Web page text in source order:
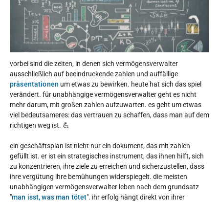
vorbei sind die zeiten, in denen sich vermögensverwalter
ausschließlich auf beeindruckende zahlen und auffällige
präsentationen um etwas zu bewirken. heute hat sich das spiel
verändert. für unabhängige vermögensverwalter geht es nicht
mehr darum, mit großen zahlen aufzuwarten. es geht um etwas
viel bedeutsameres: das vertrauen zu schaffen, dass man auf dem
richtigen weg ist. 💪
ein geschäftsplan ist nicht nur ein dokument, das mit zahlen
gefüllt ist. er ist ein strategisches instrument, das ihnen hilft, sich
zu konzentrieren, ihre ziele zu erreichen und sicherzustellen, dass
ihre vergütung ihre bemühungen widerspiegelt. die meisten
unabhängigen vermögensverwalter leben nach dem grundsatz
"man isst, was man tötet". ihr erfolg hängt direkt von ihrer